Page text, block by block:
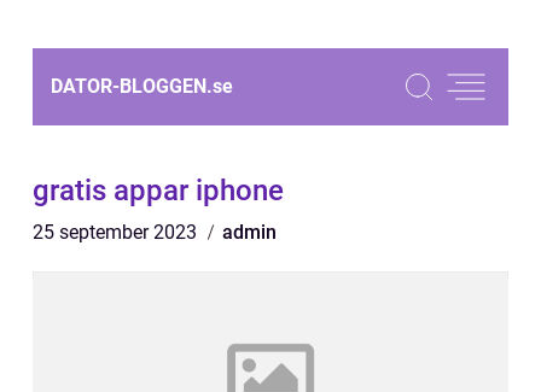
DATOR-BLOGGEN.se
gratis appar iphone
25 september 2023 admin